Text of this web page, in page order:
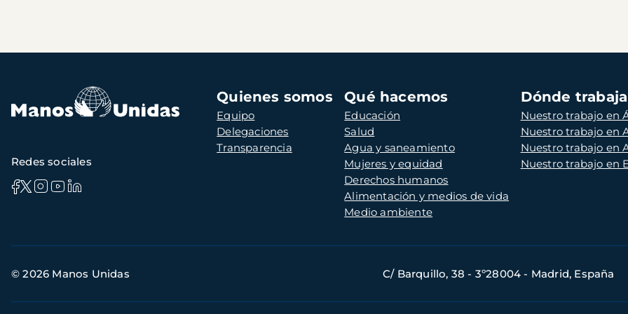
Navegación
principal
Quienes somos
Equipo
Delegaciones
Transparencia
Qué hacemos
Educación
Salud
Agua y saneamiento
Mujeres y equidad
Derechos humanos
Alimentación y medios de vida
Medio ambiente
Dónde
Nuestro trabajo en
Nuestro trabajo en
Nuestro trabajo en
Nuestro trabajo en
Redes sociales
de
© 2026 Manos Unidas C/ Barquillo, 38 - 3º28004 - Madrid, España